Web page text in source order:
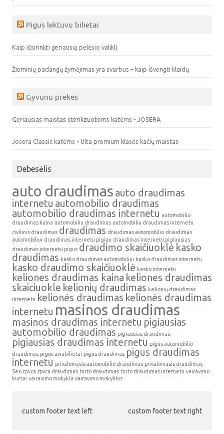
Pigus lektuvu bilietai
Kaip išsirinkti geriausią pelėsio valiklį
Žieminių padangų žymėjimas yra svarbus – kaip išvengti klaidų
Gyvunu prekes
Geriausias maistas sterilizuotoms katėms - JOSERA
Josera Classic katėms - Ulta premium klasės kačių maistas
Debesėlis
auto draudimas auto draudimas
internetu automobilio draudimas
automobilio draudimas internetu automobilio
draudimas kaina automobiliu draudimas automobiliu draudimas internetu
civilinis draudimas draudimas draudimas automobilio draudimas
automobiliui draudimas internetu pigiau draudimas internetu pigiausias
draudimas internetu pigus draudimo skaičiuoklė kasko
draudimas kasko draudimas automobiliui kasko draudimas internetu
kasko draudimo skaičiuoklė kasko internetu
keliones draudimas kaina keliones draudimas
skaiciuokle kelionių draudimas kelionių draudimas
internetu
kelionės draudimas kelionės draudimas
internetu masinos draudimas
masinos draudimas internetu pigiausias
automobilio draudimas pigiausias draudimas
pigiausias draudimas internetu pigus automobilio
draudimas pigus aviabilietai pigus draudimas pigus draudimas
internetu privalomasis automobilio draudimas privalomasis draudimas
Seo tpvca tpvca draudimas turto draudimas turto draudimas internetu vairavimo
kursai vairavimo mokykla vairavimo mokyklos
custom footer text left custom footer text right